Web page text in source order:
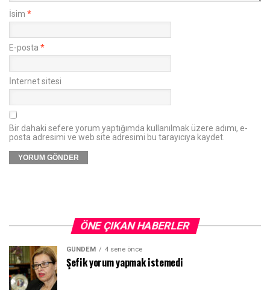
İsim *
E-posta *
İnternet sitesi
Bir dahaki sefere yorum yaptığımda kullanılmak üzere adımı, e-
posta adresimi ve web site adresimi bu tarayıcıya kaydet.
ÖNE ÇIKAN HABERLER
GÜNDEM 4 sene önce
Şefik yorum yapmak istemedi